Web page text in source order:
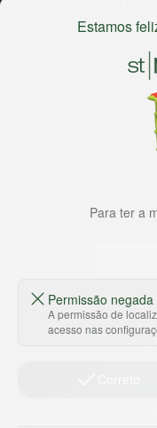
experiência de
comprar tudo o que
lugar. Além da loja
Grande São Paulo,
HORTUS
Estamos
Para ter a
Permissão negada
A permissão de
acesso nas